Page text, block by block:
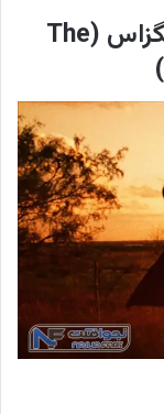
32. فیلم کشتار با اره برقی در تگزاس (The